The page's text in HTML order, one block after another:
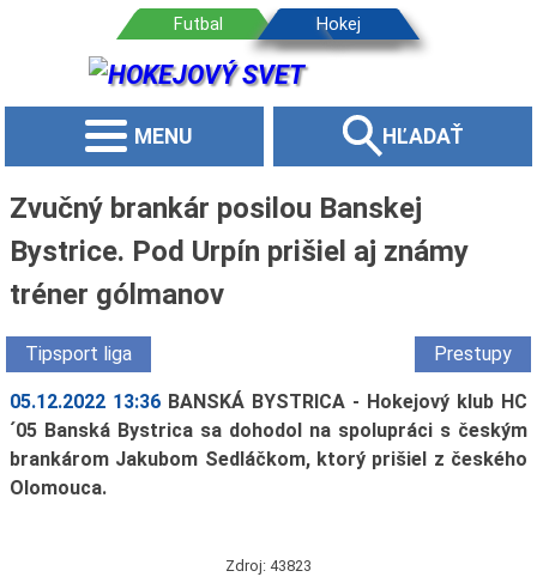
MENU HĽADAŤ
Zvučný brankár posilou Banskej
Bystrice. Pod Urpín prišiel aj známy
tréner gólmanov
Tipsport liga Prestupy
05.12.2022 13:36 BANSKÁ BYSTRICA - Hokejový klub HC
´05 Banská Bystrica sa dohodol na spolupráci s českým
brankárom Jakubom Sedláčkom, ktorý prišiel z českého
Olomouca.
Zdroj: 43823